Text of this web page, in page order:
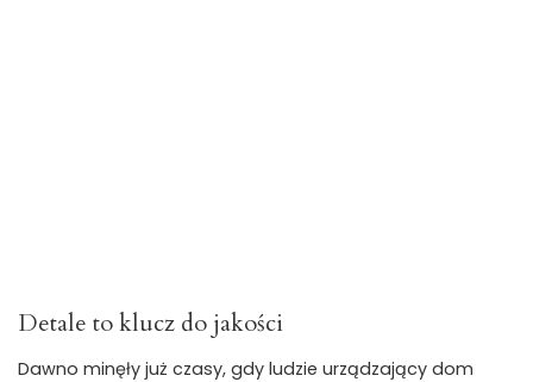
Detale to klucz do jakości
Dawno minęły już czasy, gdy ludzie urządzający dom